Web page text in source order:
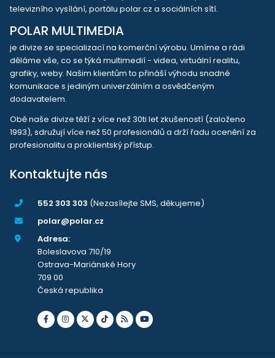
televizního vysílání, portálu polar.cz a sociálních sítí.
POLAR MULTIMEDIA
je divize se specializací na komerční výrobu. Umíme a rádi
děláme vše, co se týká multimedií - videa, virtuální realitu,
grafiky, weby. Našim klientům to přináší výhodu snadné
komunikace s jediným univerzálním a osvědčeným
dodavatelem.
Obě naše divize těží z více než 30ti let zkušeností (založeno
1993), sdružují více než 50 profesionálů a drží řadu ocenění za
profesionalitu a proklientský přístup.
Kontaktujte nás
552 303 303 (Nezasílejte SMS, děkujeme)
polar@polar.cz
Adresa:
Boleslavova 710/19
Ostrava-Mariánské Hory
709 00
Česká republika